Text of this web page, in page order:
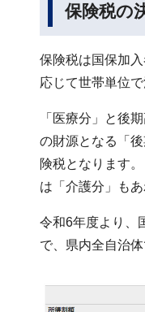
保険税の
保険税は国保加
応じて世帯単位で
「医療分」と後
の財源となる「
険税となります
は「介護分」もあ
令和6年度より、
で、県内全自治